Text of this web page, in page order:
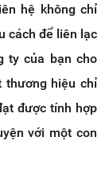
hệ không chỉ
cách để liên lạc
ty của bạn cho
thương hiệu chỉ
được tính hợp
với một con